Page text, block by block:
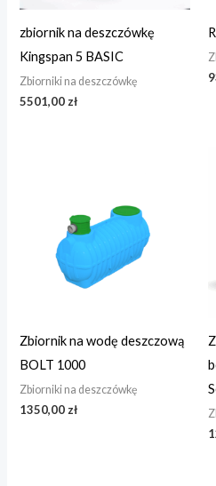
zbiornik na deszczówkę
Kingspan 5 BASIC
Zbiorniki na deszczówkę
5501,00zł
Zbiornik na wodę deszczową
BOLT 1000
Zbiorniki na deszczówkę
1350,00 zł